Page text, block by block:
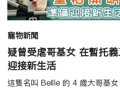
寵物新聞
疑曾受虐哥基女 在暫托
迎接新生活
這隻名叫 Bellie 的 4 歲大哥基